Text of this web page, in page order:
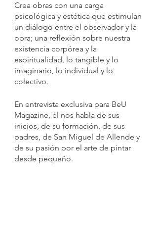
Crea obras con una carga
psicológica y estética que estimulan
un diálogo entre el observador y la
obra; una reflexión sobre nuestra
existencia corpórea y la
espiritualidad, lo tangible y lo
imaginario, lo individual y lo
colectivo.
En entrevista exclusiva para BeU
Magazine, él nos habla de sus
inicios, de su formación, de sus
padres, de San Miguel de Allende y
de su pasión por el arte de pintar
desde pequeño.